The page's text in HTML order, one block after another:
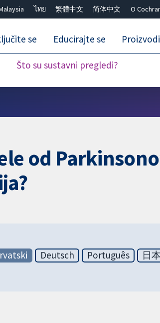
ไทย 繁體中文 简体中文 O
Što su sustavni pregledi?
se Educirajte se
od
Deutsch Português 日